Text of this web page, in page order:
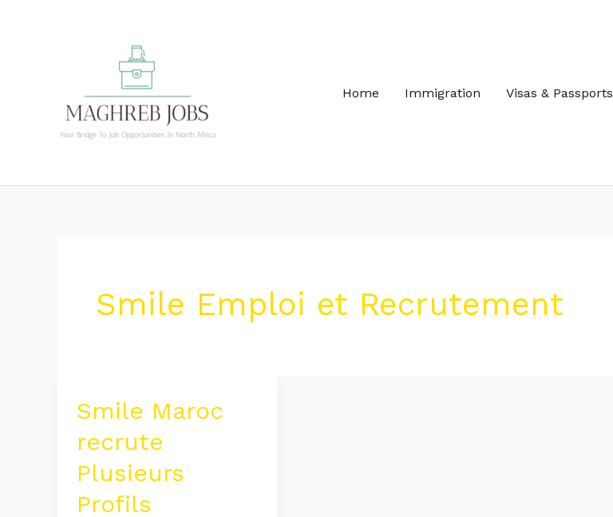
Home Immigration Visas & Passports
Smile Emploi et Recrutement
Smile Maroc
recrute
Plusieurs
Profils
Smile
recrute
Plusieurs
Profils